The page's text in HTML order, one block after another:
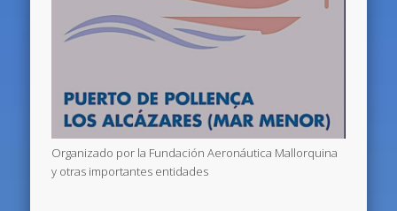
Organizado por la Fundación Aeronáutica Mallorquina
y otras importantes entidades